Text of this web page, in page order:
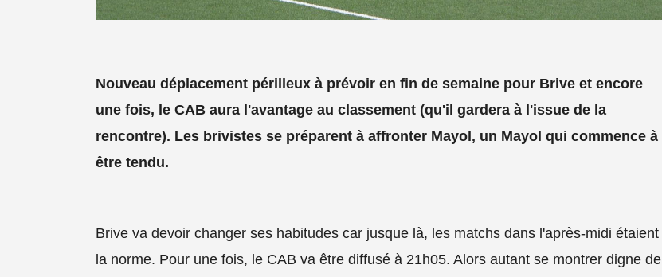
Nouveau déplacement périlleux à prévoir en fin de semaine pour Brive et encore
une fois, le CAB aura l'avantage au classement (qu'il gardera à l'issue de la
rencontre). Les brivistes se préparent à affronter Mayol, un Mayol qui commence à
être tendu.
Brive va devoir changer ses habitudes car jusque là, les matchs dans l'après-midi étaient
la norme. Pour une fois, le CAB va être diffusé à 21h05. Alors autant se montrer digne de